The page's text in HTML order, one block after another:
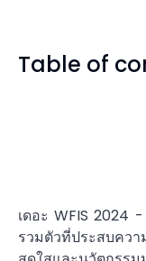
Table of
เดอะWFIS 2024
รวมตัวที่ประสบคว